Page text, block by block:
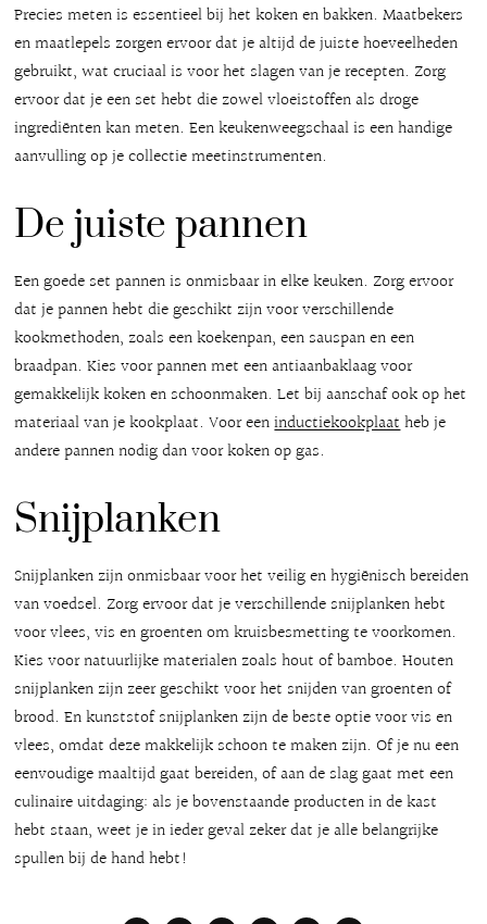
Precies meten is essentieel bij het koken en bakken. Maatbekers
en maatlepels zorgen ervoor dat je altijd de juiste hoeveelheden
gebruikt, wat cruciaal is voor het slagen van je recepten. Zorg
ervoor dat je een set hebt die zowel vloeistoffen als droge
ingrediënten kan meten. Een keukenweegschaal is een handige
aanvulling op je collectie meetinstrumenten.
De juiste pannen
Een goede set pannen is onmisbaar in elke keuken. Zorg ervoor
dat je pannen hebt die geschikt zijn voor verschillende
kookmethoden, zoals een koekenpan, een sauspan en een
braadpan. Kies voor pannen met een antiaanbaklaag voor
gemakkelijk koken en schoonmaken. Let bij aanschaf ook op het
materiaal van je kookplaat. Voor eeninductiekookplaatheb je
andere pannen nodig dan voor koken op gas.
Snijplanken
Snijplanken zijn onmisbaar voor het veilig en hygiënisch bereiden
van voedsel. Zorg ervoor dat je verschillende snijplanken hebt
voor vlees, vis en groenten om kruisbesmetting te voorkomen.
Kies voor natuurlijke materialen zoals hout of bamboe. Houten
snijplanken zijn zeer geschikt voor het snijden van groenten of
brood. En kunststof snijplanken zijn de beste optie voor vis en
vlees, omdat deze makkelijk schoon te maken zijn. Of je nu een
eenvoudige maaltijd gaat bereiden, of aan de slag gaat met een
culinaire uitdaging: als je bovenstaande producten in de kast
hebt staan, weet je in ieder geval zeker dat je alle belangrijke
spullen bij de hand hebt!